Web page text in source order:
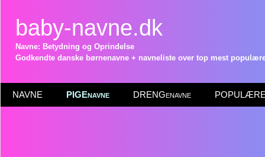
baby-navne.dk
Navne: Betydning og Oprindelse
Godkendte danske børnenavne + navneliste over top mest
NAVNE PIGEnavne DRENGenavne POPULÆRE